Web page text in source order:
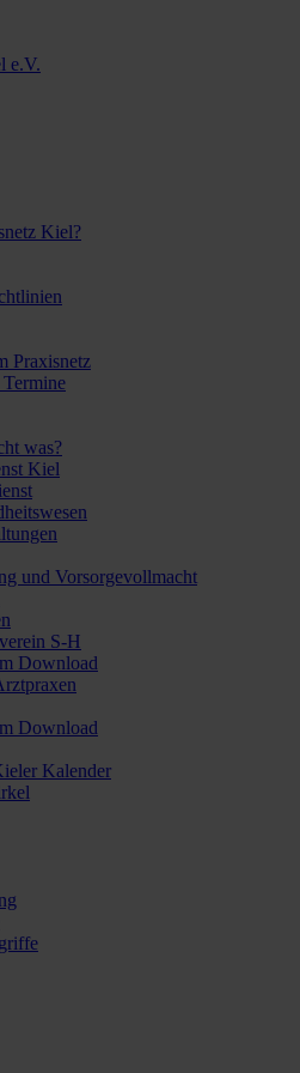
Kiel?
Praxisnetz
Termine
was?
Kiel
und Vorsorgevollmacht
S-H
Download
Download
Kalender